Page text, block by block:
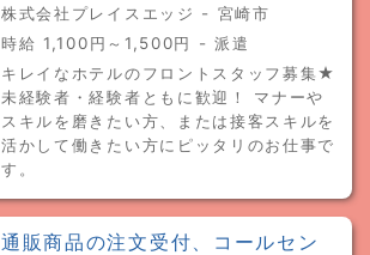
株式会社プレイスエッジ - 宮崎市
時給 1,100円～1,500円 - 派遣
キレイなホテルのフロントスタッフ募集★
未経験者・経験者ともに歓迎！ マナーや
スキルを磨きたい方、または接客スキルを
活かして働きたい方にピッタリのお仕事で
す。
通販商品の注文受付、コールセン